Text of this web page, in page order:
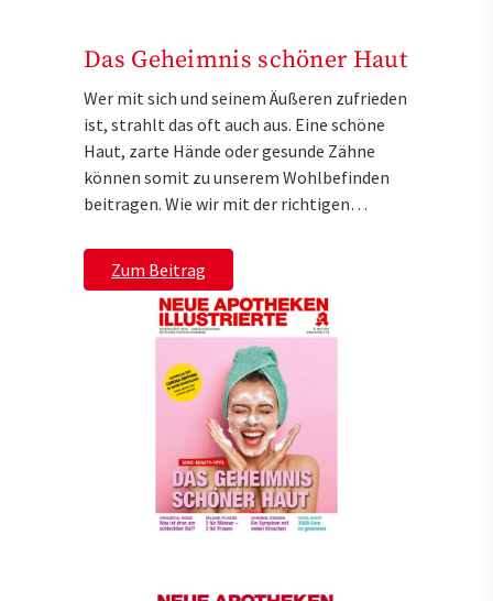
Das Geheimnis schöner Haut
Wer mit sich und seinem Äußeren zufrieden
ist, strahlt das oft auch aus. Eine schöne
Haut, zarte Hände oder gesunde Zähne
können somit zu unserem Wohlbefinden
beitragen. Wie wir mit der richtigen…
Zum Beitrag